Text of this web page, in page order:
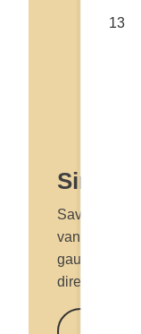
13
Sirop à
Savoureux à
vanille Cora
gaufres en
directement